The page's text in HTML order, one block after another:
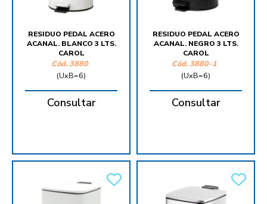
RESIDUO PEDAL ACERO
ACANAL. BLANCO 3 LTS.
CAROL
Cód. 3880
(UxB=6)
Consultar
RESIDUO PEDAL ACERO
ACANAL. NEGRO 3 LTS.
CAROL
Cód. 3880-1
(UxB=6)
Consultar